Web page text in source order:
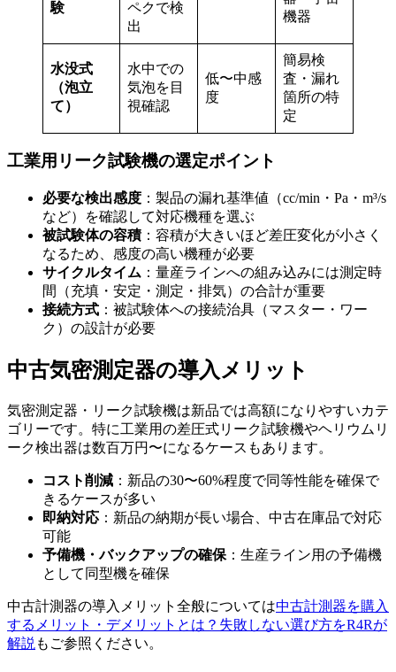
験
ペクで検
出
機器
水没式
（泡立
て）
水中での
気泡を目
視確認
低〜中感
度
簡易検
査・漏れ
箇所の特
定
工業用リーク試験機の選定ポイント
必要な検出感度 ：製品の漏れ基準値（cc/min・Pa・m³/s
など）を確認して対応機種を選ぶ
被試験体の容積：容積が大きいほど差圧変化が小さく
なるため、感度の高い機種が必要
サイクルタイム ：量産ラインへの組み込みには測定時
間（充填・安定・測定・排気）の合計が重要
接続方式 ：被試験体への接続治具（マスター・ワー
ク）の設計が必要
中古気密測定器の導入メリット
気密測定器・リーク試験機は新品では高額になりやすいカテ
ゴリーです。特に工業用の差圧式リーク試験機やヘリウムリ
ーク検出器は数百万円〜になるケースもあります。
コスト削減 ：新品の30〜60%程度で同等性能を確保で
きるケースが多い
即納対応 ：新品の納期が長い場合、中古在庫品で対応
可能
予備機・バックアップの確保 ：生産ライン用の予備機
として同型機を確保
中古計測器の導入メリット全般については中古計測器を購入
するメリット・デメリットとは？失敗しない選び方をR4Rが
解説 もご参照ください。